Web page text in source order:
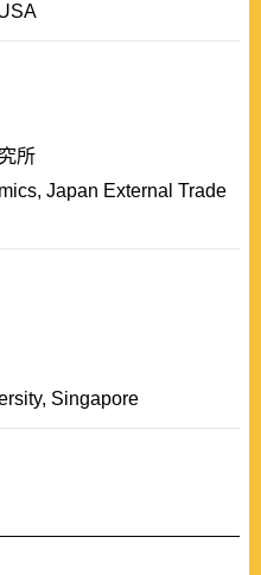
所
Japan External Trade
Singapore